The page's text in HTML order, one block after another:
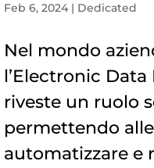
Feb 6, 2024 | Dedicated
Nel mondo
l’Electronic
riveste un ruolo
permettendo
automatizzare e